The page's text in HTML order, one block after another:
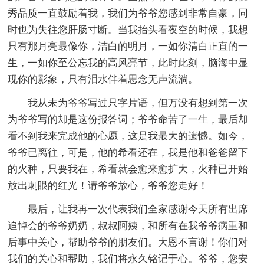
秀品质一直鼓励着我，我们为爷爷您感到非常自豪，同
时也为失往您肝肠寸断。当我抬头看夜空的时候，我想
只有那月亮最像你，洁白的明月，一如你清白正直的一
生，一如你至公忘我的高风亮节，此时此刻，脑海中显
现你的影象，只有泪水伴着思念无声流淌。
我从未为爷爷写过只字片语，但万没有想到第一次
为爷爷写的却是这份报答词；爷爷命苦了一生，最后却
看不到我来完成他的心愿，这是我最大的遗憾。如今，
爷爷已离往，可是，他的希看还在，我是他和爸爸留下
的火种，只要我在，希看就会愈来愈扩大，火种已开始
放出刺眼的红光！请爷爷放心，爷爷您走好！
最后，让我再一次代表我们全家感谢今天所有出席
追悼会的爷爷奶奶，叔叔阿姨，和所有在我爷爷病重和
后事中关心，帮助爷爷的朋友们。大恩不言谢！你们对
我们的关心和帮助，我们将永久铭记于心。爷爷，您安